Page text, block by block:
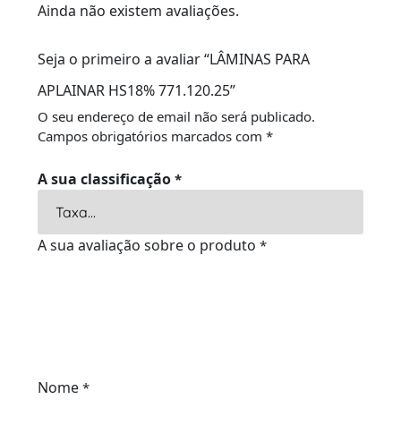
Ainda não existem avaliações.
Seja o primeiro a avaliar “LÂMINAS PARA
APLAINAR HS18% 771.120.25”
O seu endereço de email não será publicado.
Campos obrigatórios marcados com *
A sua classificação *
A sua avaliação sobre o produto *
Nome *